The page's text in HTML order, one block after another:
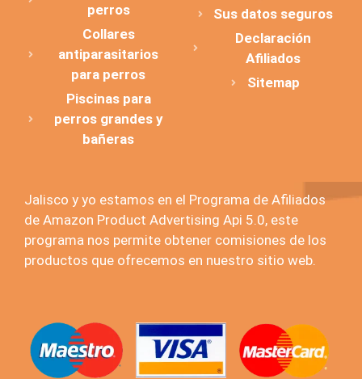
perros
Collares
antiparasitarios
para perros
Piscinas para
perros grandes y
bañeras
Sus datos seguros
Declaración
Afiliados
Sitemap
Jalisco y yo estamos en el Programa de Afiliados
de Amazon Product Advertising Api 5.0, este
programa nos permite obtener comisiones de los
productos que ofrecemos en nuestro sitio web.